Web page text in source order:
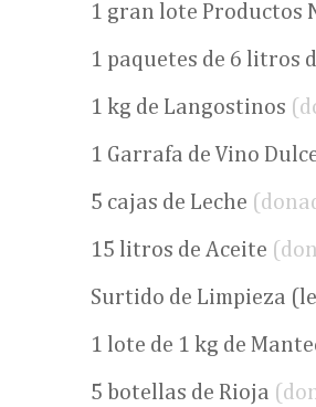
1 gran lote Productos
1 paquetes de 6 litros
1 kg de Langostinos
1 Garrafa de Vino
5 cajas de Leche
15 litros de Aceite
Surtido de Limpieza
1 lote de 1 kg de
5 botellas de Rioja